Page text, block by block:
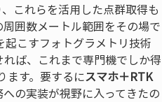
これらを活用した点群取得も
囲数メートル範囲をその場で
こすフォトグラメトリ技術
ば、これまで専門機でしか得
ます。要するにスマホ＋RTK
の実装が視野に入ってきたの